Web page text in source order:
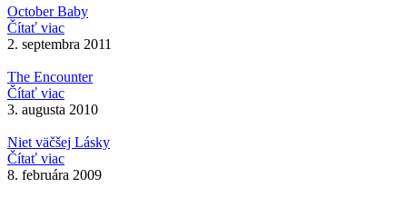
October Baby
Čítať viac
2. septembra 2011
The Encounter
Čítať viac
3. augusta 2010
Niet väčšej Lásky
Čítať viac
8. februára 2009